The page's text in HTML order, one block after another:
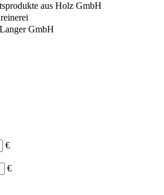
aus Holz GmbH
GmbH
€
€